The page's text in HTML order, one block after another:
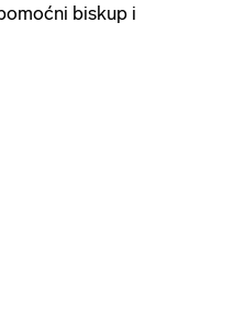
biskup i